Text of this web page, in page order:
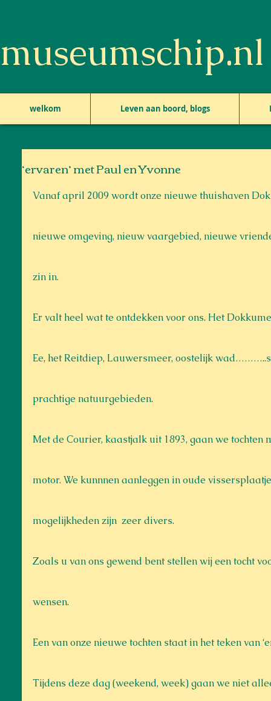
museumschip.nl
welkom Leven aan boord, blogs
‘ervaren’ met Paul en Yvonne
Vanaf april 2009 wordt onze nieuwe thuishaven
nieuwe omgeving, nieuw vaargebied, nieuwe
zin in.
Er valt heel wat te ontdekken voor ons. Het
Ee, het Reitdiep, Lauwersmeer, oostelijk
prachtige natuurgebieden.
Met de Courier, kaastjalk uit 1893, gaan we
motor. We kunnnen aanleggen in oude
mogelijkheden zijn  zeer divers.
Zoals u van ons gewend bent stellen wij een tocht
wensen.
Een van onze nieuwe tochten staat in het teken van
Tijdens deze dag (weekend, week) gaan we niet